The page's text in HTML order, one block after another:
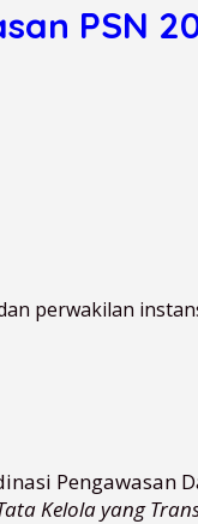
PSN
perwakilan
Pengawasan
Kelola yang